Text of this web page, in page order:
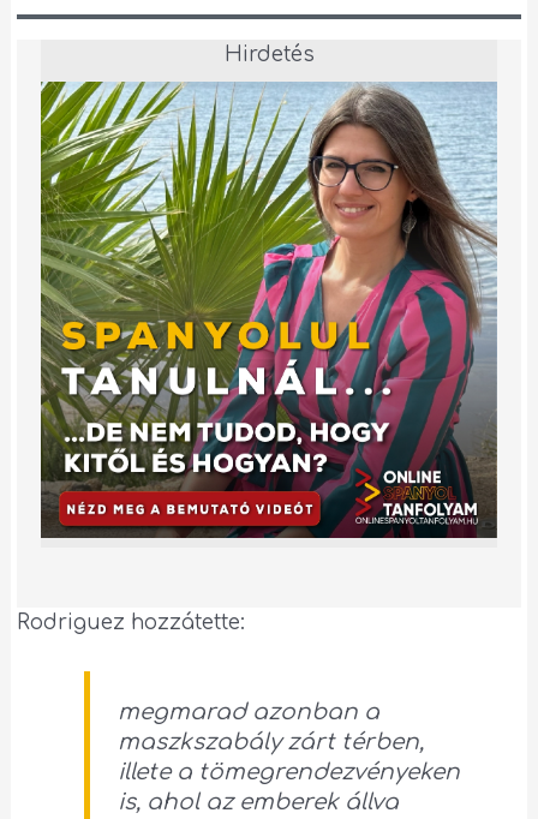
Hirdetés
Rodriguez hozzátette:
megmarad azonban a
maszkszabály zárt térben,
illete a tömegrendezvényeken
is, ahol az emberek állva